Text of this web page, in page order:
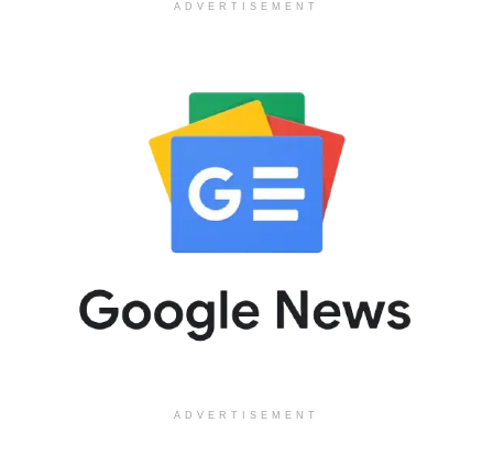
ADVERTISEMENT
ADVERTISEMENT